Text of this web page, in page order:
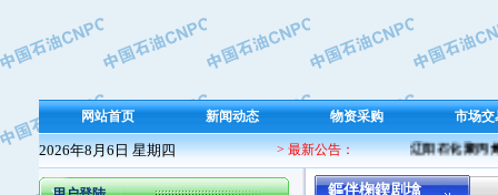
网站首页 新闻动态 物资采购 市场交
2026年8月6日 星期四 > 最新公告： 辽阳石化聚丙烯
·保定北奥石油物探特种车辆制造有限
·盘锦辽河油田天意石油装备有限公司
·中国石油天然气管道局穿越公司
·沧州市电气控制设备厂
·中船重工中南装备有限责任公司
·南石力天传动件有限公司
·浙江瑞普环境技术有限公司
鏂伴椈鍥剧墖